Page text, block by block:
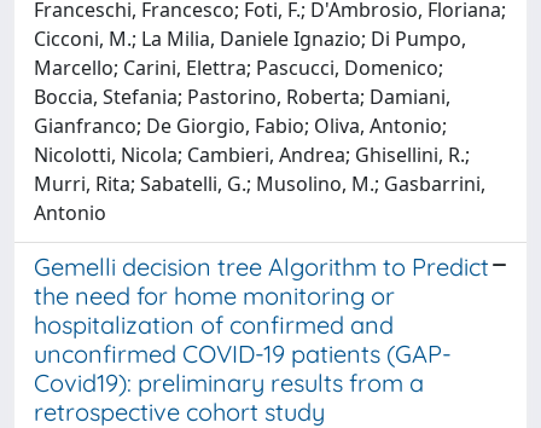
Franceschi, Francesco; Foti, F.; D'Ambrosio, Floriana;
Cicconi, M.; La Milia, Daniele Ignazio; Di Pumpo,
Marcello; Carini, Elettra; Pascucci, Domenico;
Boccia, Stefania; Pastorino, Roberta; Damiani,
Gianfranco; De Giorgio, Fabio; Oliva, Antonio;
Nicolotti, Nicola; Cambieri, Andrea; Ghisellini, R.;
Murri, Rita; Sabatelli, G.; Musolino, M.; Gasbarrini,
Antonio
Gemelli decision tree Algorithm to Predict
the need for home monitoring or
hospitalization of confirmed and
unconfirmed COVID-19 patients (GAP-
Covid19): preliminary results from a
retrospective cohort study